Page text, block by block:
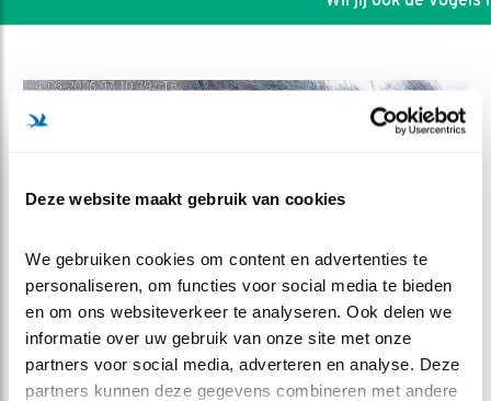
Deze website maakt gebruik van cookies
We gebruiken cookies om content en advertenties te
personaliseren, om functies voor social media te bieden
en om ons websiteverkeer te analyseren. Ook delen we
informatie over uw gebruik van onze site met onze
partners voor social media, adverteren en analyse. Deze
partners kunnen deze gegevens combineren met andere
DEEL DIT FILMPJE